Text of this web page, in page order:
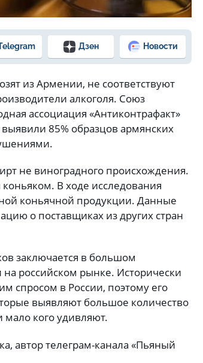
Дзен Новости
из Армении, не соответствуют
алкоголя. Союз
ассоциация «Антиконтрафакт»
85% образцов армянских
не виноградного происхождения.
В ходе исследования
коньячной продукции. Данные
о поставщиках из других стран
заключается в большом
российском рынке. Исторически
спросом в России, поэтому его
выявляют большое количество
мало кого удивляют.
автор телеграм-канала «Пьяный